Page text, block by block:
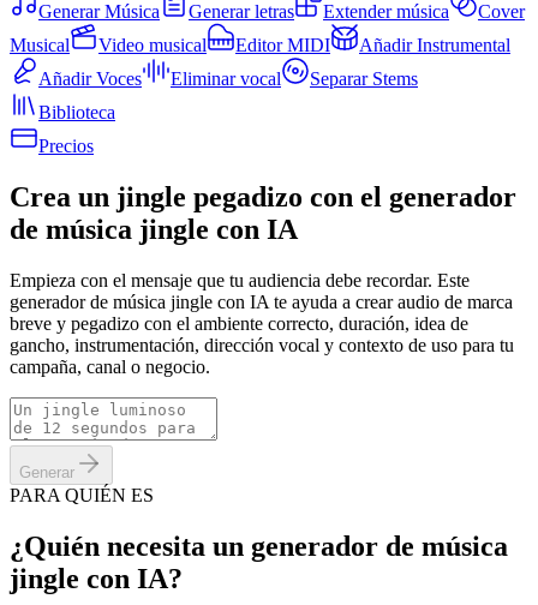
Generar Música
Generar letras Extender música
Cover
Musical
Video musical Editor MIDI
Añadir Instrumental
Añadir Voces
Eliminar vocal
Separar Stems
Biblioteca
Precios
Crea un jingle pegadizo con el generador
de música jingle con IA
Empieza con el mensaje que tu audiencia debe recordar. Este
generador de música jingle con IA te ayuda a crear audio de marca
breve y pegadizo con el ambiente correcto, duración, idea de
gancho, instrumentación, dirección vocal y contexto de uso para tu
campaña, canal o negocio.
Generar
PARA QUIÉN ES
¿Quién necesita un generador de música
jingle con IA?